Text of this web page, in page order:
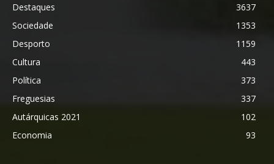
Destaques
3637
Sociedade
1353
Desporto
1159
Cultura
443
Política
373
Freguesias
337
Autárquicas 2021
102
Economia
93